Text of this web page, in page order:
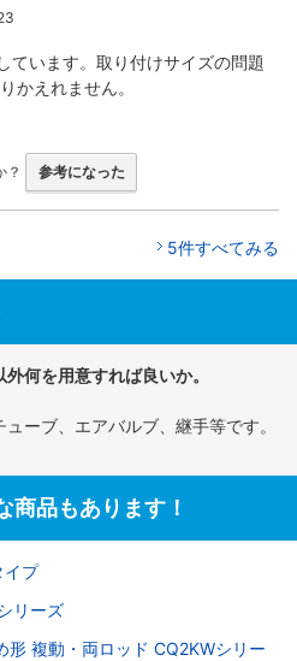
5
ています。取り付けサイズの問題
かえれません。
？ 参考になった
5件すべてみる
何を用意すれば良いか。
ーブ、エアバルブ、継手等です。
商品もあります！
プ
リーズ
形 複動・両ロッド CQ2KWシリー